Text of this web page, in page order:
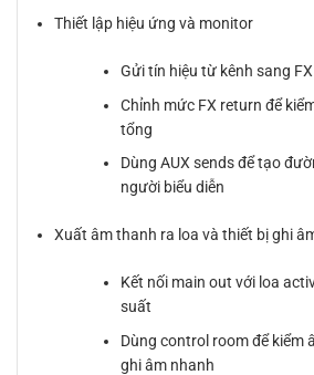
Thiết lập hiệu ứng và monitor
Gửi tín hiệu từ kênh sang
Chỉnh mức FX return để
tổng
Dùng AUX sends để tạo
người biểu diễn
Xuất âm thanh ra loa và thiết bị ghi
Kết nối main out với loa
suất
Dùng control room để kiểm
ghi âm nhanh